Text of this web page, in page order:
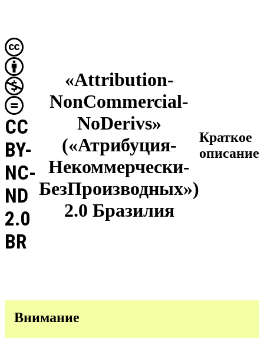
«Attribution-
NonCommercial-
NoDerivs»
(«Атрибуция-
Некоммерчески-
БезПроизводных»)
2.0 Бразилия
CC
BY-
NC-
ND
2.0
BR
Краткое
описание
Внимание